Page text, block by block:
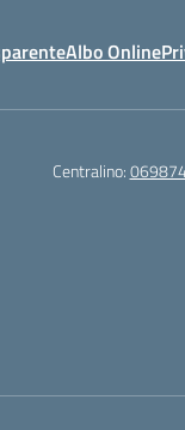
Albo Online
Centralino: